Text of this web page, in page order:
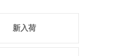
新入荷